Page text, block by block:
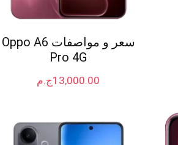
سعر و مواصفات Oppo A6
Pro 4G
ج.م13,000.00